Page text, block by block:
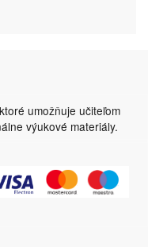
umožňuje učiteľom
výukové materiály.